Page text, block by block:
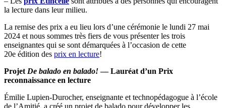
la lecture dans leur milieu.
La remise des prix a eu lieu lors d’une cérémonie le lundi 27 mai
2024 et nous sommes très fiers de vous présenter les trois
enseignantes qui se sont démarquées à l’occasion de cette
20e édition des prix en lecture!
Projet De balado en balado!— Lauréat d’un Prix
reconnaissance en lecture
Émilie Lupien-Durocher, enseignante et technopédagogue à l’école
de l’Amitié, a créé un projet de balado pour développer les